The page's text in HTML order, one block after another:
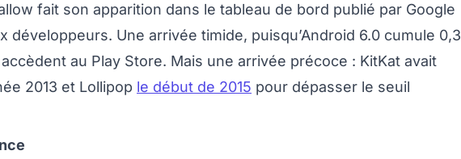
fait son apparition dans le tableau de bord publié par Google
développeurs. Une arrivée timide, puisqu’Android 6.0 cumule 0,3
au Play Store. Mais une arrivée précoce : KitKat avait
2013 et Lollipop le début de 2015 pour dépasser le seuil